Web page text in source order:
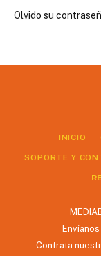
Olvido su
INICIO
SOPORTE Y
Contrata